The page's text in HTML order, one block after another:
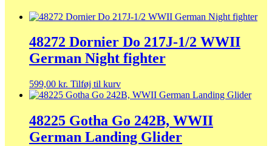
48272 Dornier Do 217J-1/2 WWII
German Night fighter
599,00 kr. Tilføj til kurv
48225 Gotha Go 242B, WWII
German Landing Glider